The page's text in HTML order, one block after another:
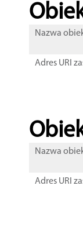
Nazwa
Adres URI
Nazwa
Adres URI